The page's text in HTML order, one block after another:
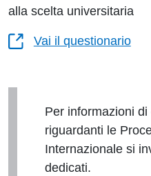
alla scelta universitaria
Vai il questionario
Per informazioni
riguardanti le
Internazionale si
dedicati.